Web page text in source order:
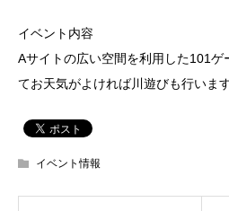
イベント内容
Aサイトの広い空間を利用した101ゲ
てお天気がよければ川遊びも行います
イベント情報